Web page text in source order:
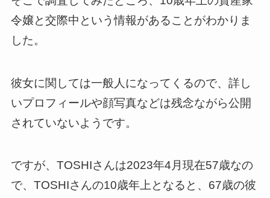
令嬢と交際中という情報があることがわかりま
した。
彼女に関しては一般人になってくるので、詳し
いプロフィールや顔写真などは残念ながら公開
されていないようです。
ですが、TOSHIさんは2023年4月現在57歳なの
で、TOSHIさんの10歳年上となると、67歳の彼